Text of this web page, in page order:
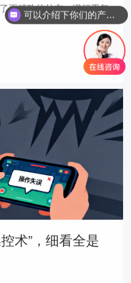
更精致的外衣，潜行于每
术”，细看全是
你们是怎么收费的呢